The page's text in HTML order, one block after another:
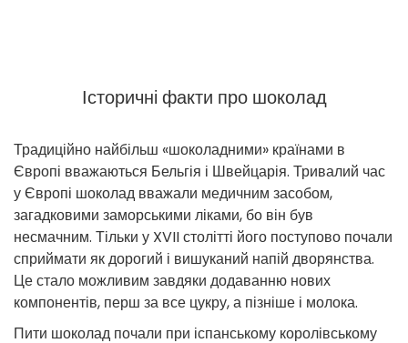
Історичні факти про шоколад
Традиційно найбільш «шоколадними» країнами в
Європі вважаються Бельгія і Швейцарія. Тривалий час
у Європі шоколад вважали медичним засобом,
загадковими заморськими ліками, бо він був
несмачним. Тільки у XVII столітті його поступово почали
сприймати як дорогий і вишуканий напій дворянства.
Це стало можливим завдяки додаванню нових
компонентів, перш за все цукру, а пізніше і молока.
Пити шоколад почали при іспанському королівському